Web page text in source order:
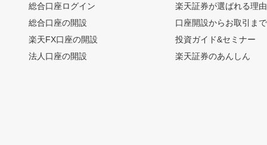
総合口座ログイン
総合口座の開設
楽天FX口座の開設
法人口座の開設
楽天証券が選ばれる理由
口座開設からお取引ま
投資ガイド&セミナー
楽天証券のあんしん